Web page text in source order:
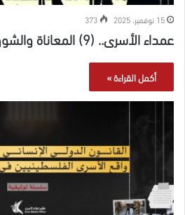
15 نوفمبر، 2025 373
عمداء الأسرى.. (9) المعاناة والشوق للحرية
أكمل القراءة »